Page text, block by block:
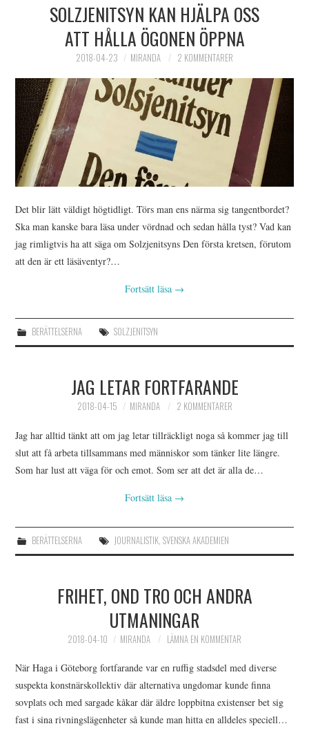
SOLZJENITSYN KAN HJÄLPA OSS
ATT HÅLLA ÖGONEN ÖPPNA
2018-04-23 MIRANDA 2 KOMMENTARER
Det blir lätt väldigt högtidligt. Törs man ens närma sig tangentbordet?
Ska man kanske bara läsa under vördnad och sedan hålla tyst? Vad kan
jag rimligtvis ha att säga om Solzjenitsyns Den första kretsen, förutom
att den är ett läsäventyr?…
Fortsätt läsa →
BERÄTTELSERNA SOLZJENITSYN
JAG LETAR FORTFARANDE
2018-04-15 MIRANDA 2 KOMMENTARER
Jag har alltid tänkt att om jag letar tillräckligt noga så kommer jag till
slut att få arbeta tillsammans med människor som tänker lite längre.
Som har lust att väga för och emot. Som ser att det är alla de…
Fortsätt läsa →
BERÄTTELSERNA JOURNALISTIK, SVENSKA AKADEMIEN
FRIHET, OND TRO OCH ANDRA
UTMANINGAR
2018-04-10 MIRANDA LÄMNA EN KOMMENTAR
När Haga i Göteborg fortfarande var en ruffig stadsdel med diverse
suspekta konstnärskollektiv där alternativa ungdomar kunde finna
sovplats och med sargade kåkar där äldre loppbitna existenser bet sig
fast i sina rivningslägenheter så kunde man hitta en alldeles speciell…